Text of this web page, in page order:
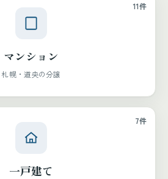
11件
マンション
札幌・道央の分譲
7件
一戸建て